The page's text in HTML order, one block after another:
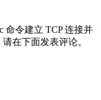
命令建立 TCP 连接并
在下面发表评论。